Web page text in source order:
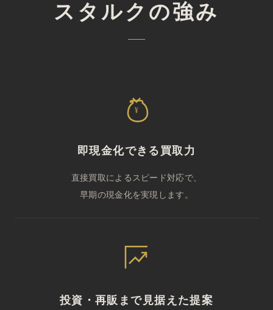
スタルクの強み
¥
即現金化できる買取力
直接買取によるスピード対応で、
早期の現金化を実現します。
投資・再販まで見据えた提案